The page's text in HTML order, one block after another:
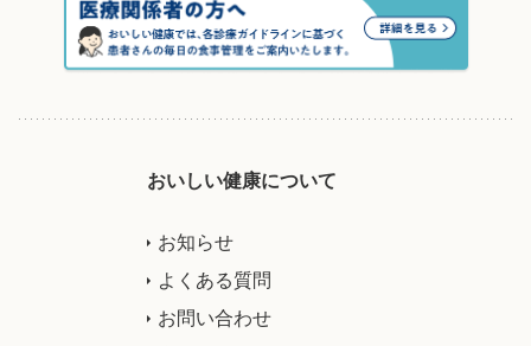
おいしい健康について
お知らせ
よくある質問
お問い合わせ